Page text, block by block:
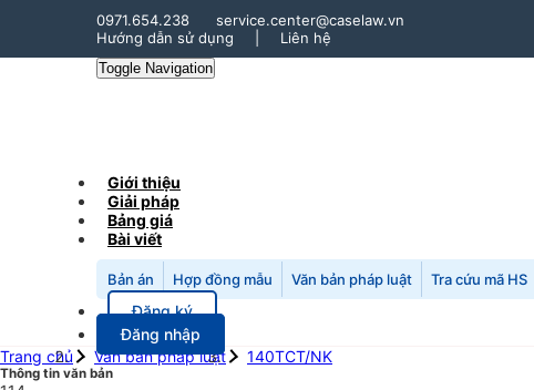
0971.654.238
service.center@caselaw.vn
Hướng dẫn sử dụng
Liên hệ
Toggle Navigation
Giới thiệu
Giải pháp
Bảng giá
Bài viết
Bản án Hợp đồng mẫu Văn bản pháp luật Tra cứu mã HS
Đăng ký
Đăng nhập
Trang chủ
Văn bản pháp luật 140TCT/NK
Thông tin văn bản